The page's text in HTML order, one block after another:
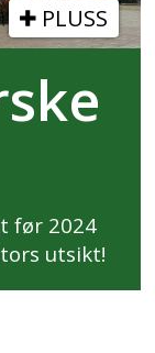
PLUSS
før 2024
utsikt!